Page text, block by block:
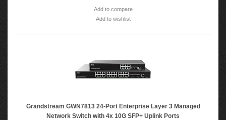
Add to compare
Add to wishlist
Grandstream GWN7813 24-Port Enterprise Layer 3 Managed
Network Switch with 4x 10G SFP+ Uplink Ports